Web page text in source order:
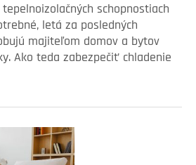
schopnostiach
letá za posledných
majiteľom domov a bytov
Ako teda zabezpečiť chladenie